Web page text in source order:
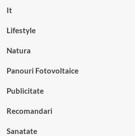
It
Lifestyle
Natura
Panouri Fotovoltaice
Publicitate
Recomandari
Sanatate